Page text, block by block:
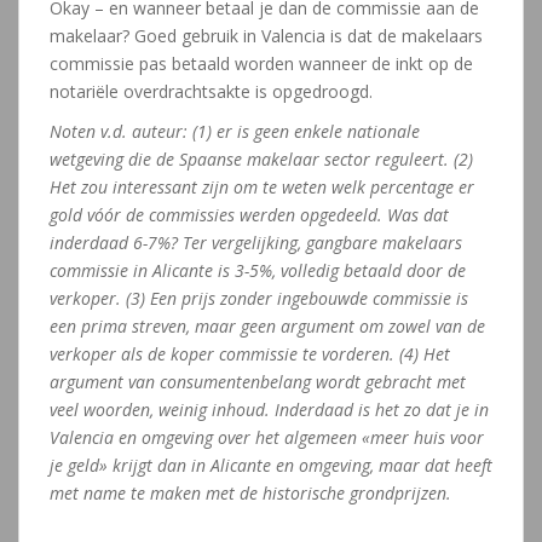
Okay – en wanneer betaal je dan de commissie aan de
makelaar? Goed gebruik in Valencia is dat de makelaars
commissie pas betaald worden wanneer de inkt op de
notariële overdrachtsakte is opgedroogd.
Noten v.d. auteur: (1) er is geen enkele nationale
wetgeving die de Spaanse makelaar sector reguleert. (2)
Het zou interessant zijn om te weten welk percentage er
gold vóór de commissies werden opgedeeld. Was dat
inderdaad 6-7%? Ter vergelijking, gangbare makelaars
commissie in Alicante is 3-5%, volledig betaald door de
verkoper. (3) Een prijs zonder ingebouwde commissie is
een prima streven, maar geen argument om zowel van de
verkoper als de koper commissie te vorderen. (4) Het
argument van consumentenbelang wordt gebracht met
veel woorden, weinig inhoud. Inderdaad is het zo dat je in
Valencia en omgeving over het algemeen «meer huis voor
je geld» krijgt dan in Alicante en omgeving, maar dat heeft
met name te maken met de historische grondprijzen.